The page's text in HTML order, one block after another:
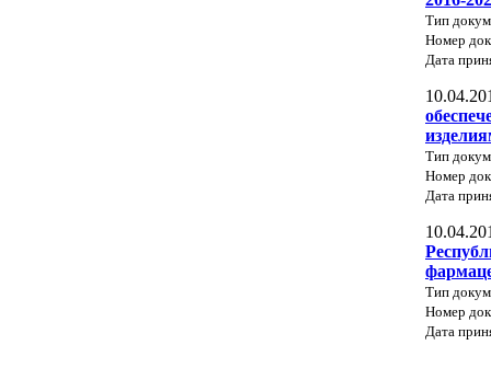
Тип
Номер
Дата
Тип
Номер
Дата
Тип
Номер
Дата